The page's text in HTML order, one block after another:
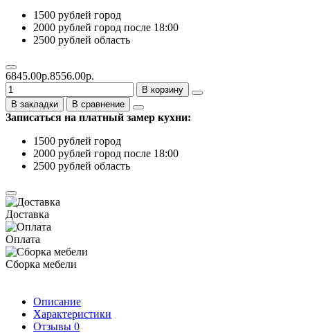
1500 рублей город
2000 рублей город после 18:00
2500 рублей область
6845.00р.8556.00р.
В корзину
В закладки
В сравнение
Записаться на платный замер кухни:
1500 рублей город
2000 рублей город после 18:00
2500 рублей область
Доставка
Оплата
Сборка мебели
Описание
Характеристики
Отзывы 0